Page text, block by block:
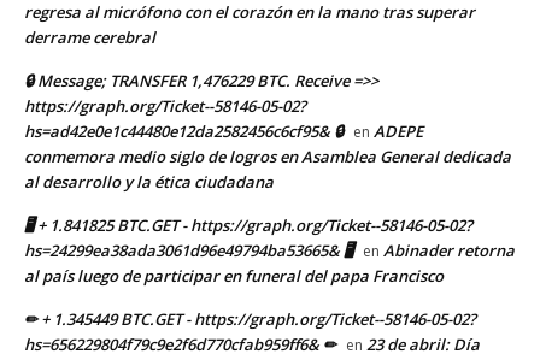
regresa al micrófono con el corazón en la mano tras superar
derrame cerebral
🔒 Message; TRANSFER 1,476229 BTC. Receive =>>
https://graph.org/Ticket--58146-05-02?
hs=ad42e0e1c44480e12da2582456c6cf95& 🔒 en ADEPE
conmemora medio siglo de logros en Asamblea General dedicada
al desarrollo y la ética ciudadana
🖥 + 1.841825 BTC.GET - https://graph.org/Ticket--58146-05-02?
hs=24299ea38ada3061d96e49794ba53665& 🖥 en Abinader retorna
al país luego de participar en funeral del papa Francisco
✏ + 1.345449 BTC.GET - https://graph.org/Ticket--58146-05-02?
hs=656229804f79c9e2f6d770cfab959ff6& ✏ en 23 de abril: Día